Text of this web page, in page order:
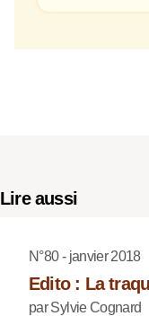
Lire aussi
N°80 - janvier 2018
Edito : La
par Sylvie Cognard